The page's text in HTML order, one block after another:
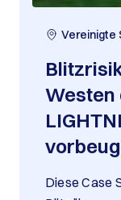
Vereinigte
Westen
Diese Case